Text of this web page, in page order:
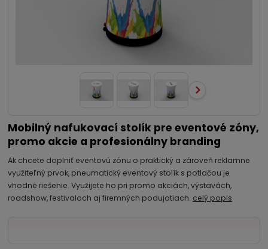
Mobilný nafukovací stolík pre eventové zóny,
promo akcie a profesionálny branding
Ak chcete doplniť eventovú zónu o praktický a zároveň reklamne
využiteľný prvok, pneumatický eventový stolík s potlačou je
vhodné riešenie. Využijete ho pri promo akciách, výstavách,
roadshow, festivaloch aj firemných podujatiach. celý popis